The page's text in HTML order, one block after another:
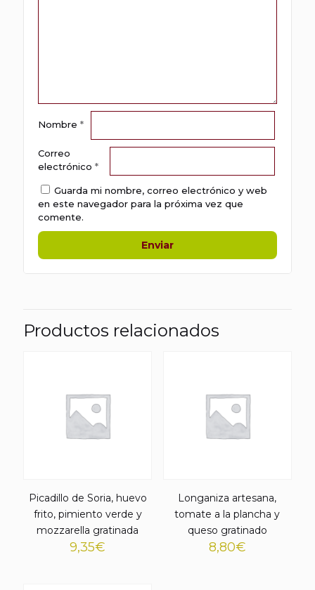
Nombre *
Correo
electrónico *
Guarda mi nombre, correo electrónico y web
en este navegador para la próxima vez que
comente.
Productos relacionados
Picadillo de Soria, huevo
frito, pimiento verde y
mozzarella gratinada
9,35€
Longaniza artesana,
tomate a la plancha y
queso gratinado
8,80€